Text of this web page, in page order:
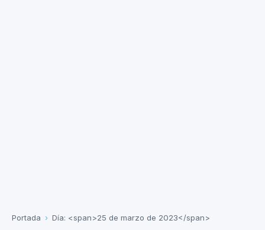
Portada › Día: <span>25 de marzo de 2023</span>